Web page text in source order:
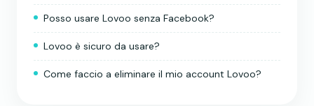
Posso usare Lovoo senza Facebook?
Lovoo è sicuro da usare?
Come faccio a eliminare il mio account Lovoo?